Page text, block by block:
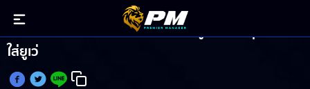
กอนซาโล่ การ์เซีย กดไปแล้ว 3 ประตู หลังล่าสุดซัดชัย
ใส่ยูเว่